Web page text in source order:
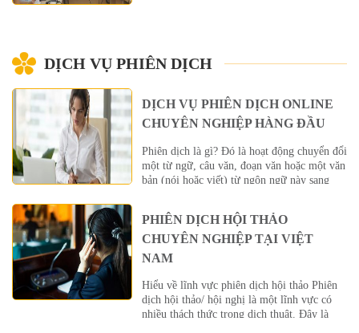
DỊCH VỤ PHIÊN DỊCH
DỊCH VỤ PHIÊN DỊCH ONLINE
CHUYÊN NGHIỆP HÀNG ĐẦU
Phiên dịch là gì? Đó là hoạt động chuyển đổi
một từ ngữ, câu văn, đoạn văn hoặc một văn
bản (nói hoặc viết) từ ngôn ngữ này sang
sẽ dùng vốn từ của mình để chuyển ngữ […]
PHIÊN DỊCH HỘI THẢO
CHUYÊN NGHIỆP TẠI VIỆT
NAM
Hiểu về lĩnh vực phiên dịch hội thảo Phiên
dịch hội thảo/ hội nghị là một lĩnh vực có
nhiều thách thức trong dịch thuật. Đây là